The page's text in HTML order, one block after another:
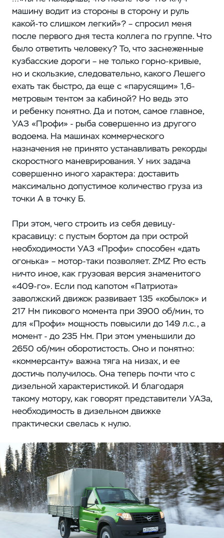
машину водит из стороны в сторону и руль
какой-то слишком легкий»? – спросил меня
после первого дня теста коллега по группе. Что
было ответить человеку? То, что заснеженные
кузбасские дороги – не только горно-кривые,
но и скользкие, следовательно, какого Лешего
ехать так быстро, да еще с «парусящим» 1,6-
метровым тентом за кабиной? Но ведь это
и ребенку понятно. Да и потом, самое главное,
УАЗ «Профи» - рыба совершенно из другого
водоема. На машинах коммерческого
назначения не принято устанавливать рекорды
скоростного маневрирования. У них задача
совершенно иного характера: доставить
максимально допустимое количество груза из
точки А в точку Б.
При этом, чего строить из себя девицу-
красавицу: с пустым бортом да при острой
необходимости УАЗ «Профи» способен «дать
огонька» – мотор-таки позволяет. ZMZ Pro есть
ничто иное, как грузовая версия знаменитого
«409-го». Если под капотом «Патриота»
заволжский движок развивает 135 «кобылок» и
217 Нм пикового момента при 3900 об/мин, то
для «Профи» мощность повысили до 149 л.с., а
момент - до 235 Нм. При этом уменьшили до
2650 об/мин оборотистость. Оно и понятно:
«коммерсанту» важна тяга на низах, и ее
достичь получилось. Она теперь почти что с
дизельной характеристикой. И благодаря
такому мотору, как говорят представители УАЗа,
необходимость в дизельном движке
практически свелась к нулю.